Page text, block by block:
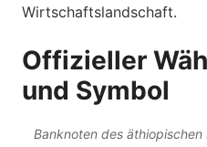
Wirtschaftslandschaft.
Offizieller
und Symbol
Banknoten des